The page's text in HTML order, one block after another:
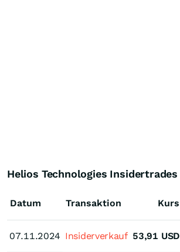
Helios Technologies Insidertrades
Datum
07.11.2024
Transaktion Kurs
07.11.2024 Insiderverkauf 53,91 USD